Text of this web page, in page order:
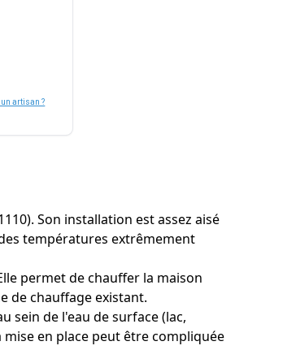
un artisan ?
Son installation est assez aisé
températures extrêmement
permet de chauffer la maison
de chauffage existant.
sein de l'eau de surface (lac,
en place peut être compliquée